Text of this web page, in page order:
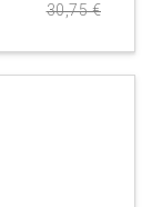
30,75 €